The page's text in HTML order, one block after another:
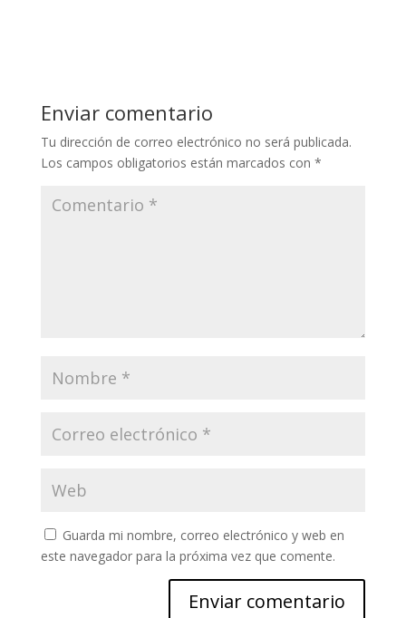
Enviar comentario
Tu dirección de correo electrónico no será publicada.
Los campos obligatorios están marcados con *
Guarda mi nombre, correo electrónico y web en
este navegador para la próxima vez que comente.